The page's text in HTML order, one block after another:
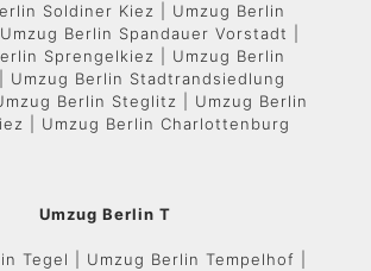
Soldiner Kiez | Umzug Berlin
Berlin Spandauer Vorstadt |
Sprengelkiez | Umzug Berlin
Umzug Berlin Stadtrandsiedlung
Berlin Steglitz | Umzug Berlin
| Umzug Berlin Charlottenburg
Umzug Berlin T
Tegel | Umzug Berlin Tempelhof |